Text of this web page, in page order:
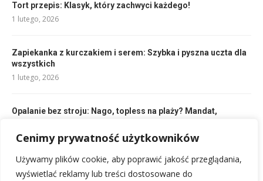
Cenimy prywatność użytkowników
Używamy plików cookie, aby poprawić jakość przeglądania,
wyświetlać reklamy lub treści dostosowane do
Tort przepis: Klasyk, który zachwyci każdego!
1 lutego, 2026
Zapiekanka z kurczakiem i serem: Szybka i pyszna uczta dla
wszystkich
1 lutego, 2026
Opalanie bez stroju: Nago, topless na plaży? Mandat,
5 lutego, 2026
Polędwiczki wieprzowe przepis: Szybko i pysznie na obiad!